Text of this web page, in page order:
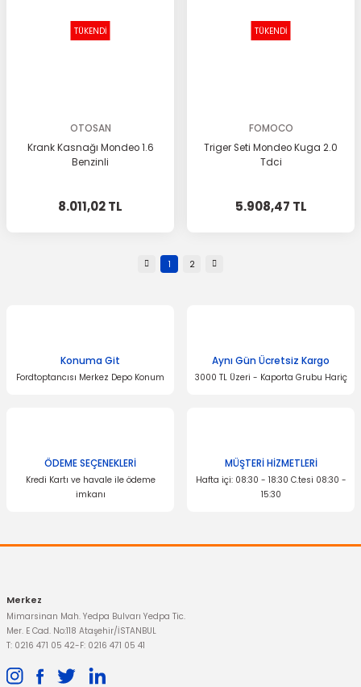
TÜKENDİ
OTOSAN
Krank Kasnağı Mondeo 1.6
Benzinli
8.011,02 TL
TÜKENDİ
FOMOCO
Triger Seti Mondeo Kuga 2.0
Tdci
5.908,47 TL
1 2
Konuma Git
Fordtoptancısı Merkez Depo Konum
Aynı Gün Ücretsiz Kargo
3000 TL Üzeri - Kaporta Grubu Hariç
ÖDEME SEÇENEKLERİ
Kredi Kartı ve havale ile ödeme
imkanı
MÜŞTERİ HİZMETLERİ
Hafta içi: 08:30 - 18:30 C.tesi 08:30 -
15:30
Merkez
Mimarsinan Mah. Yedpa Bulvarı Yedpa Tic.
Mer. E Cad. No:118 Ataşehir/İSTANBUL
T: 0216 471 05 42-F: 0216 471 05 41